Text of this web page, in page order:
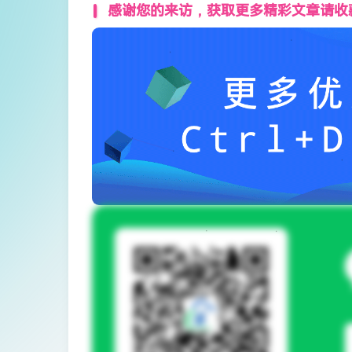
感谢您的来访，获取更多精彩文章请